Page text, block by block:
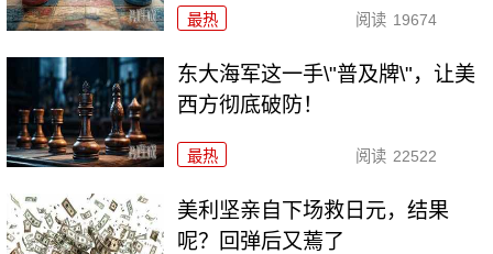
最热 阅读 19674
东大海军这一手\"普及牌\"，让美
西方彻底破防！
最热 阅读 22522
美利坚亲自下场救日元，结果
呢？回弹后又蔫了